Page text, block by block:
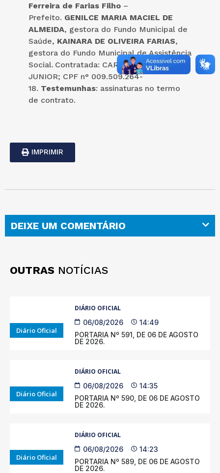
Ferreira de Farias Filho –
Prefeito. GENILCE MARIA MACIEL DE
ALMEIDA, gestora do Fundo Municipal de
Saúde, KAINARA DE OLIVEIRA FARIAS,
gestora do Fundo Municipal de Assistência
Social. Contratada: CARLOS FONSECA
JUNIOR; CPF n° 009.509.264-
18. Testemunhas: assinaturas no termo
de contrato.
IMPRIMIR
DEIXE UM COMENTÁRIO
OUTRAS NOTÍCIAS
Diário Oficial
DIÁRIO OFICIAL
06/08/2026
14:49
PORTARIA Nº 591, DE 06 DE AGOSTO
DE 2026.
Diário Oficial
DIÁRIO OFICIAL
06/08/2026
14:35
PORTARIA Nº 590, DE 06 DE AGOSTO
DE 2026.
Diário Oficial
DIÁRIO OFICIAL
06/08/2026
14:23
PORTARIA Nº 589, DE 06 DE AGOSTO
DE 2026.